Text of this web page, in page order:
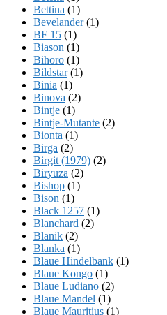
Bettina (1)
Bevelander(1)
BF 15 (1)
Biason (1)
Bihoro (1)
Bildstar(1)
Binia (1)
Binova (2)
Bintje (1)
Bintje-Mutante (2)
Bionta (1)
Birga (2)
Birgit (1979) (2)
Biryuza (2)
Bishop (1)
Bison (1)
Black 1257 (1)
Blanchard (2)
Blanik (2)
Blanka (1)
Blaue Hindelbank (1)
Blaue Kongo (1)
Blaue Ludiano (2)
Blaue Mandel (1)
Blaue Mauritius (1)